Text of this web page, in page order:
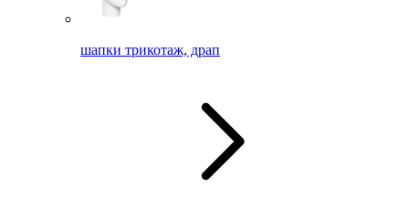
шапки трикотаж, драп